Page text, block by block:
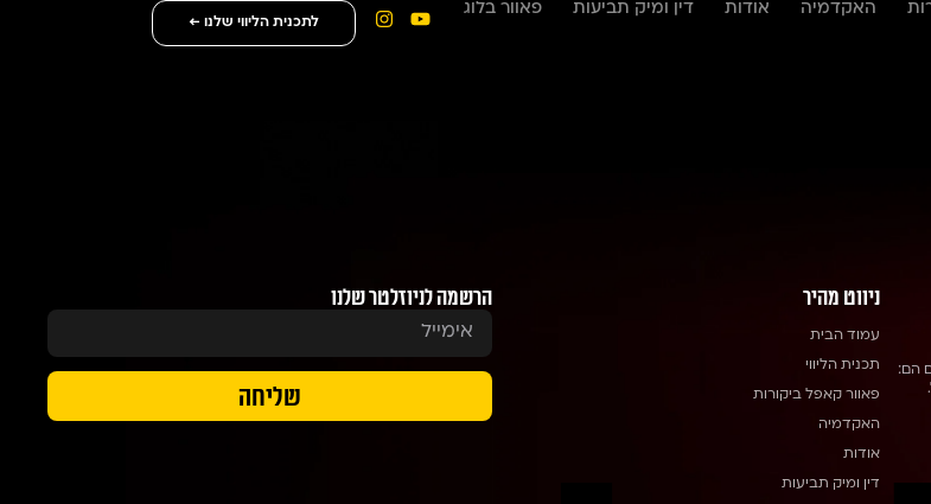
האקדמיה אודות דין ומיק תביעות
פאוור בלוג
לתכנית הליווי שלנו ←
דין ומיק פאוורקאפל השקעות נדל”ן
הם:
ניווט מהיר
עמוד הבית
תכנית הליווי
פאוור קאפל ביקורות
האקדמיה
אודות
דין ומיק תביעות
הרשמה לניוזלטר שלנו
שליחה